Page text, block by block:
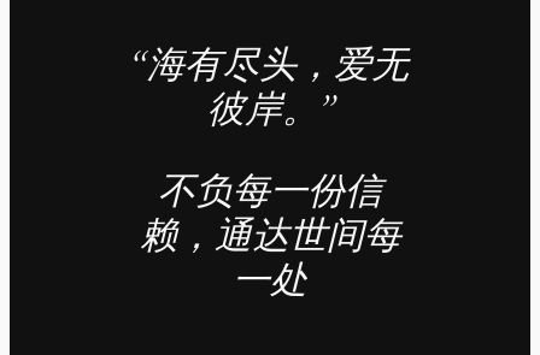
“海有尽头，爱无
彼岸。”
不负每一份信
赖，通达世间每
一处